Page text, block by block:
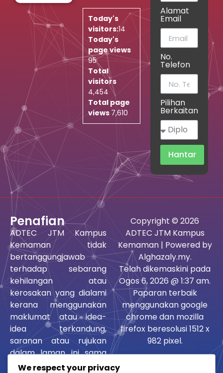
Today's
visitors:14
Today's
page views
95
Total
visitors
4,454
Total page
views 7,610
Alamat
Email
No.
Telefon
Pilihan
Berkaitan
Hantar
Penafian
ADTEC JTM Kampus
Kemaman tidak
bertanggungjawab
terhadap sebarang
kehilangan atau
kerosakan yang dialami
kerana menggunakan
maklumat atau idea-
idea terkandung,
saranan atau rujukan
dalam laman ini sama
ada langsung atau tidak
Copyright © 2026
ADTEC JTM Kampus
Kemaman | Powered by
Alghazaly.my.
Telah dikemaskini pada
Ogos 6, 2026 @ 1:37 am.
Paparan terbaik
menggunakan google
chrome dan mozilla
firefox beresolusi 1512 x
982 pixel.
We respect your privacy